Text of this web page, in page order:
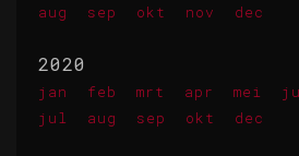
aug
sep okt nov dec
2020
jan feb mrt apr mei
jul
aug sep okt dec